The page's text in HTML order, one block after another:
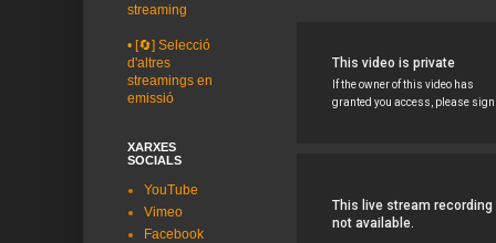
streaming
• [🔄] Selecció
d'altres
streamings en
emissió
XARXES
SOCIALS
YouTube
Vimeo
Facebook